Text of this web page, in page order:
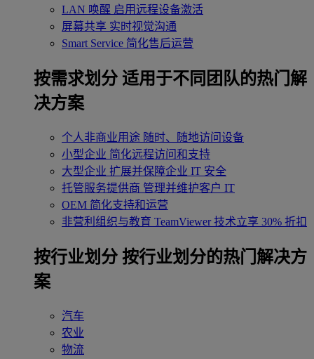
LAN 唤醒 启用远程设备激活
屏幕共享 实时视觉沟通
Smart Service 简化售后运营
按需求划分 适用于不同团队的热门解
决方案
个人非商业用途 随时、随地访问设备
小型企业 简化远程访问和支持
大型企业 扩展并保障企业 IT 安全
托管服务提供商 管理并维护客户 IT
OEM 简化支持和运营
非营利组织与教育 TeamViewer 技术立享 30% 折扣
‌按行业划分 按行业划分的热门解决方
案
汽车
农业
物流